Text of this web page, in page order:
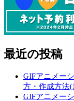
最近の投稿
GIFアニメー
方・作成方法
GIFアニメー